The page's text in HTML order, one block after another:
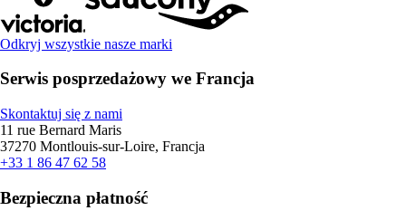
Odkryj wszystkie nasze marki
Serwis posprzedażowy we Francja
Skontaktuj się z nami
11 rue Bernard Maris
37270 Montlouis-sur-Loire, Francja
+33 1 86 47 62 58
Bezpieczna płatność